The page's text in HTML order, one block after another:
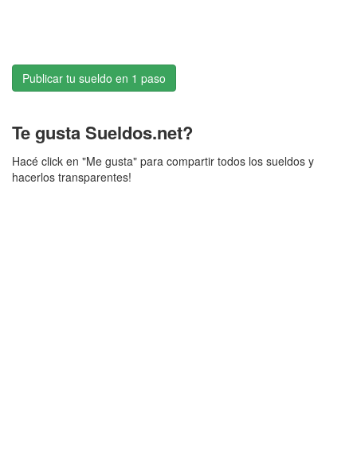
Publicar tu sueldo en 1 paso
Te gusta Sueldos.net?
Hacé click en "Me gusta" para compartir todos los sueldos y
hacerlos transparentes!